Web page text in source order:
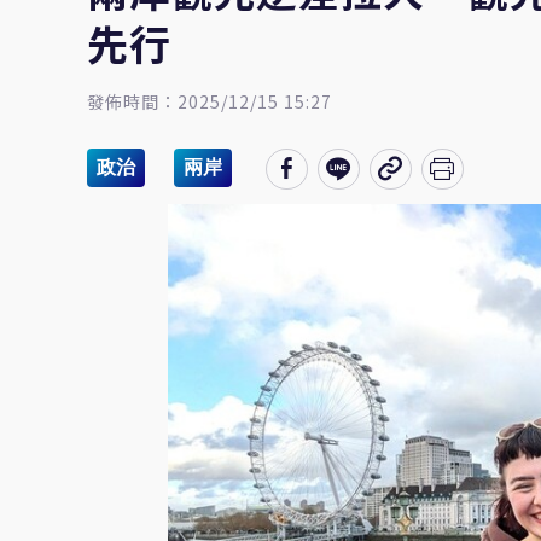
先行
發佈時間：2025/12/15 15:27
政治 兩岸